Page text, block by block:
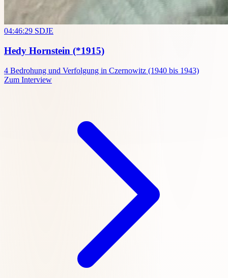
04:46:29 SDJE
Hedy Hornstein (*1915)
4 Bedrohung und Verfolgung in Czernowitz (1940 bis 1943)
Zum Interview